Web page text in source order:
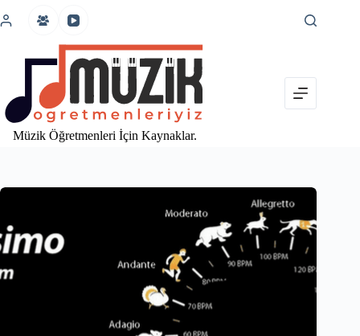
atla
Müzik Öğretmenleri İçin Kaynaklar.